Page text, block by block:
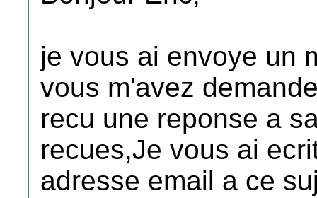
je vous ai envoye un
vous m'avez
recu une reponse a
recues,Je vous ai
adresse email a ce